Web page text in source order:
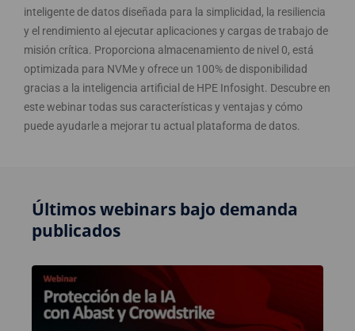
inteligente de datos diseñada para la simplicidad, la resiliencia
y el rendimiento al ejecutar aplicaciones y cargas de trabajo de
misión crítica. Proporciona almacenamiento de nivel 0, está
optimizada para NVMe y ofrece un 100% de disponibilidad
gracias a la inteligencia artificial de HPE Infosight. Descubre en
este webinar todas sus características y ventajas y cómo
puede ayudarle a mejorar tu actual plataforma de datos.
Últimos webinars bajo demanda
publicados